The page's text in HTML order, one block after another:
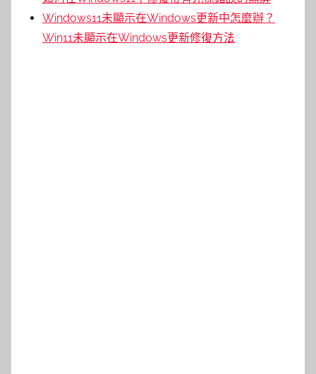
Windows11未顯示在Windows更新中怎麼辦？
Win11未顯示在Windows更新修復方法